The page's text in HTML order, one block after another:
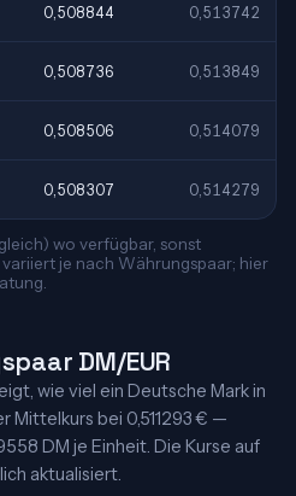
0,508844 0,513742
0,508736 0,513849
0,508506 0,514079
0,508307 0,514279
wo verfügbar, sonst
je nach Währungspaar; hier
DM/EUR
wie viel ein Deutsche Mark in
Mittelkurs bei 0,511293 € —
DM je Einheit. Die Kurse auf
aktualisiert.